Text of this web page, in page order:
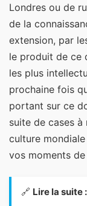
Londres ou de
de la
extension, par
le produit de ce
les plus
prochaine fois
portant sur ce
suite de cases
culture
vos moments
🔗 Lire la suite :